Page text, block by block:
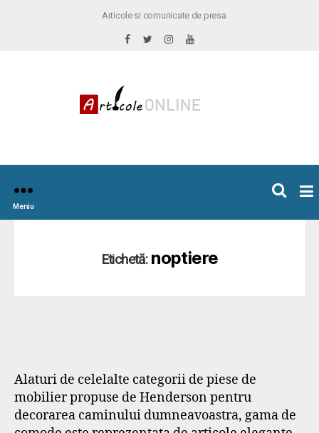
Articole si comunicate de presa
Meniu
Etichetă: noptiere
Alaturi de celelalte categorii de piese de
mobilier propuse de Henderson pentru
decorarea caminului dumneavoastra, gama de